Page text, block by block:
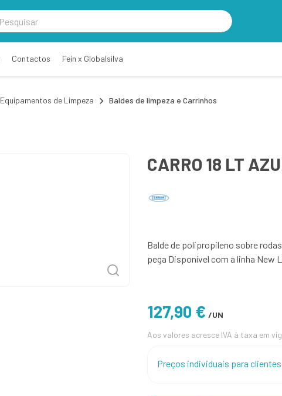
Contactos Fein x Globalsilva
Equipamentos de Limpeza Baldes de limpeza e Carrinhos
CARRO 18 LT
Balde de polipropileno sobre
pega Disponível com a linha New
127,90 € /UN
Aos valores acresce IVA à taxa em
Preços individuais para